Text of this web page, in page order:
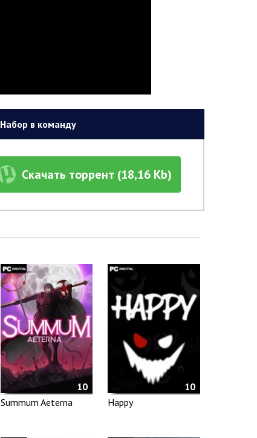
Набор в команду
Скачать торрент (18,16 Kb)
10
Summum Aeterna
10
Happy